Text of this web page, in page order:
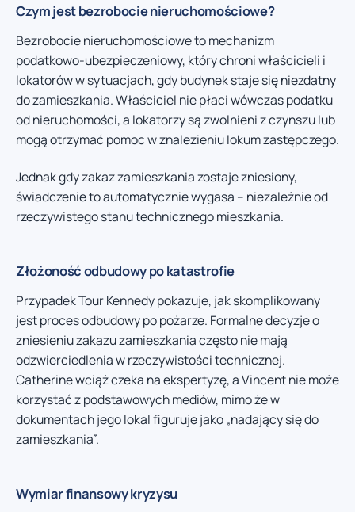
Czym jest bezrobocie nieruchomościowe?
Bezrobocie nieruchomościowe to mechanizm
podatkowo-ubezpieczeniowy, który chroni właścicieli i
lokatorów w sytuacjach, gdy budynek staje się niezdatny
do zamieszkania. Właściciel nie płaci wówczas podatku
od nieruchomości, a lokatorzy są zwolnieni z czynszu lub
mogą otrzymać pomoc w znalezieniu lokum zastępczego.
Jednak gdy zakaz zamieszkania zostaje zniesiony,
świadczenie to automatycznie wygasa – niezależnie od
rzeczywistego stanu technicznego mieszkania.
Złożoność odbudowy po katastrofie
Przypadek Tour Kennedy pokazuje, jak skomplikowany
jest proces odbudowy po pożarze. Formalne decyzje o
zniesieniu zakazu zamieszkania często nie mają
odzwierciedlenia w rzeczywistości technicznej.
Catherine wciąż czeka na ekspertyzę, a Vincent nie może
korzystać z podstawowych mediów, mimo że w
dokumentach jego lokal figuruje jako „nadający się do
zamieszkania”.
Wymiar finansowy kryzysu